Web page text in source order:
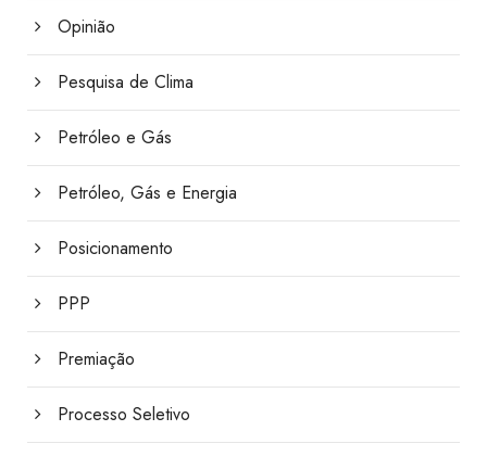
Opinião
Pesquisa de Clima
Petróleo e Gás
Petróleo, Gás e Energia
Posicionamento
PPP
Premiação
Processo Seletivo